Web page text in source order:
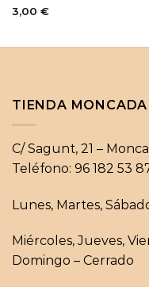
3,00 €
TIENDA MONCADA
C/ Sagunt, 21 –
Teléfono: 96 182 53
Lunes, Martes,
Miércoles, Jueves,
Domingo – Cerrado